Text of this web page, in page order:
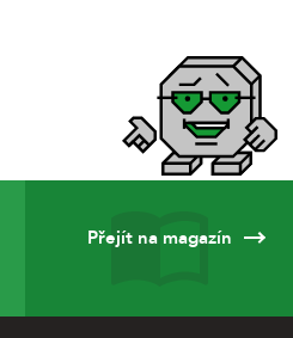
Přejít na magazín